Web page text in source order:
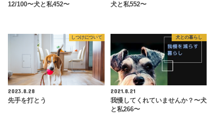
12/100〜犬と私452〜
犬と私552〜
しつけについて
2023.8.28
先手を打とう
犬との暮らし
2021.8.21
我慢してくれていませんか？〜犬
と私266〜